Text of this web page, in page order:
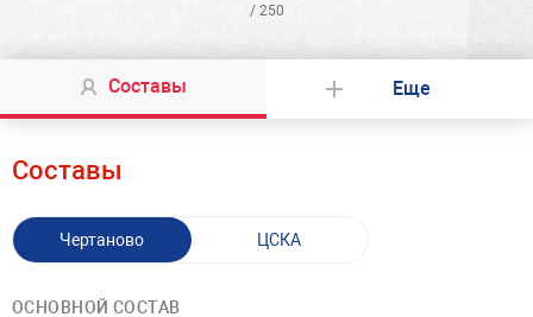
/ 250
Составы Еще
Составы
Чертаново ЦСКА
ОСНОВНОЙ СОСТАВ